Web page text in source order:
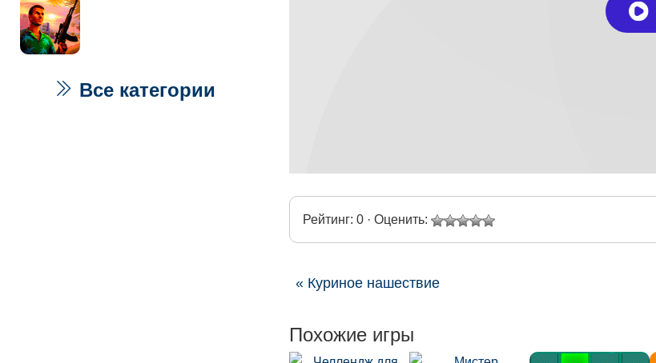
Рейтинг: 0 · Оценить:
« Куриное нашествие
Похожие игры
Все категории